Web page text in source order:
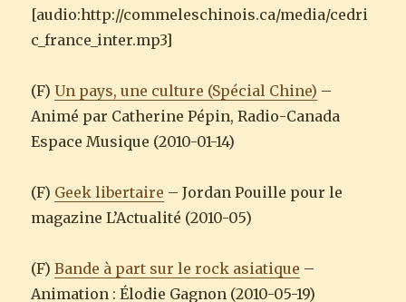
[audio:http://commeleschinois.ca/media/cedri
c_france_inter.mp3]
(F) Un pays, une culture (Spécial Chine) –
Animé par Catherine Pépin, Radio-Canada
Espace Musique (2010-01-14)
(F) Geek libertaire – Jordan Pouille pour le
magazine L’Actualité (2010-05)
(F)Bande à part sur le rock asiatique –
Animation : Élodie Gagnon (2010-05-19)